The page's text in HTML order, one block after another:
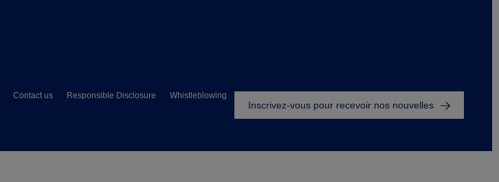
Footer
Contact us Responsible Disclosure
Whistleblowing
Inscrivez-vous pour recevoir nos nouvelles